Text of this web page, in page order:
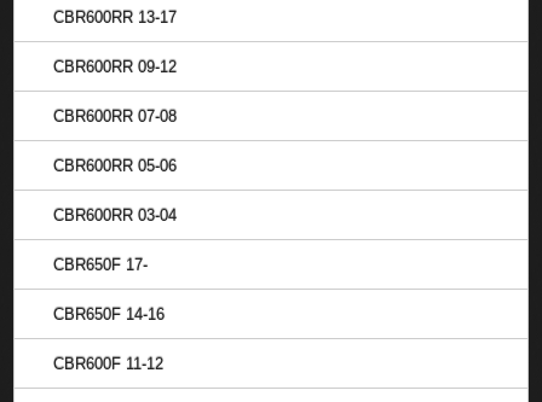
CBR600RR 13-17
CBR600RR 09-12
CBR600RR 07-08
CBR600RR 05-06
CBR600RR 03-04
CBR650F 17-
CBR650F 14-16
CBR600F 11-12